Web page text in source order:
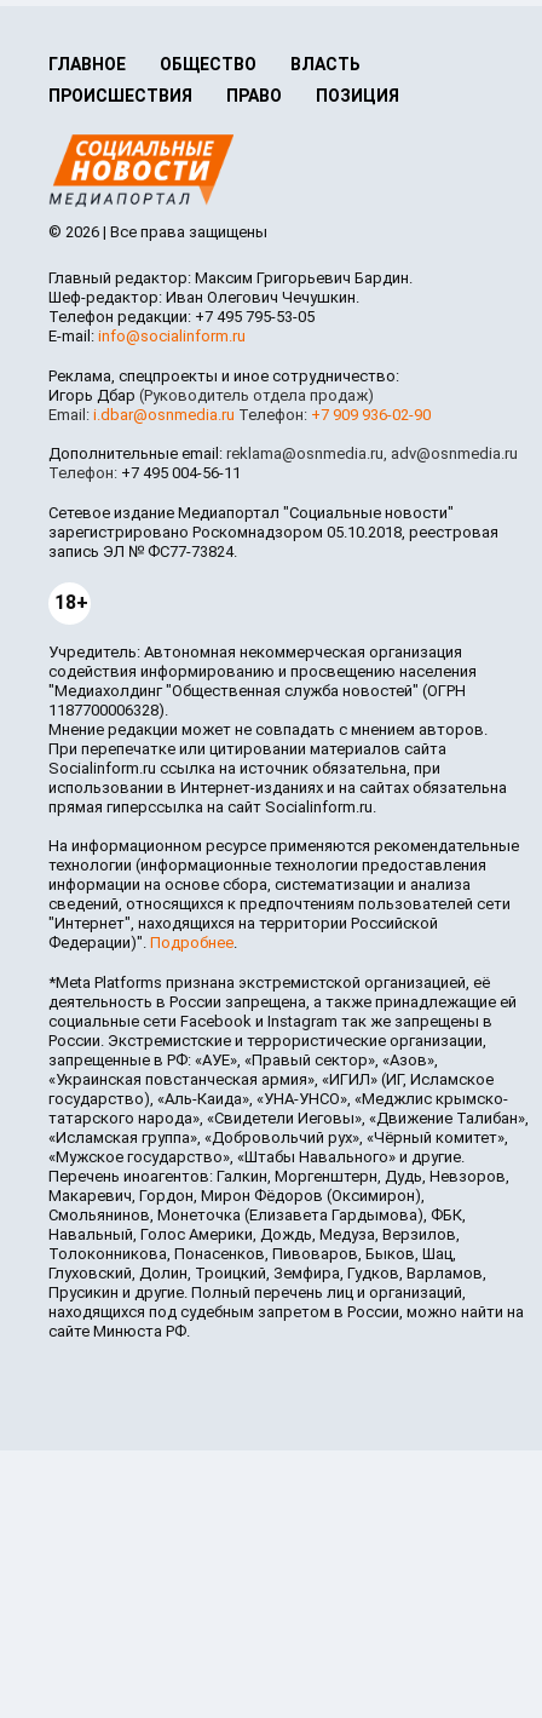
ГЛАВНОЕ ОБЩЕСТВО
ВЛАСТЬ
ПРОИСШЕСТВИЯ
ПРАВО ПОЗИЦИЯ
© 2026 | Все права защищены
Главный редактор: Максим Григорьевич Бардин.
Шеф-редактор: Иван Олегович Чечушкин.
Телефон редакции: +7 495 795-53-05
E-mail: info@socialinform.ru
Реклама, спецпроекты и иное сотрудничество:
Игорь Дбар (Руководитель отдела продаж)
Email: i.dbar@osnmedia.ru Телефон: +7 909 936-02-90
Дополнительные email: reklama@osnmedia.ru, adv@osnmedia.ru
Телефон: +7 495 004-56-11
Сетевое издание Медиапортал "Социальные новости"
зарегистрировано Роскомнадзором 05.10.2018, реестровая
запись ЭЛ № ФС77-73824.
18+
Учредитель: Автономная некоммерческая организация
содействия информированию и просвещению населения
"Медиахолдинг "Общественная служба новостей" (ОГРН
1187700006328).
Мнение редакции может не совпадать с мнением авторов.
При перепечатке или цитировании материалов сайта
Socialinform.ru ссылка на источник обязательна, при
использовании в Интернет-изданиях и на сайтах обязательна
прямая гиперссылка на сайт Socialinform.ru.
На информационном ресурсе применяются рекомендательные
технологии (информационные технологии предоставления
информации на основе сбора, систематизации и анализа
сведений, относящихся к предпочтениям пользователей сети
"Интернет", находящихся на территории Российской
Федерации)". Подробнее.
*Meta Platforms признана экстремистской организацией, её
деятельность в России запрещена, а также принадлежащие ей
социальные сети Facebook и Instagram так же запрещены в
России. Экстремистские и террористические организации,
запрещенные в РФ: «АУЕ», «Правый сектор», «Азов»,
«Украинская повстанческая армия», «ИГИЛ» (ИГ, Исламское
государство), «Аль-Каида», «УНА-УНСО», «Меджлис крымско-
татарского народа», «Свидетели Иеговы», «Движение Талибан»,
«Исламская группа», «Добровольчий рух», «Чёрный комитет»,
«Мужское государство», «Штабы Навального» и другие.
Перечень иноагентов: Галкин, Моргенштерн, Дудь, Невзоров,
Макаревич, Гордон, Мирон Фёдоров (Оксимирон),
Смольянинов, Монеточка (Елизавета Гардымова), ФБК,
Навальный, Голос Америки, Дождь, Медуза, Верзилов,
Толоконникова, Понасенков, Пивоваров, Быков, Шац,
Глуховский, Долин, Троицкий, Земфира, Гудков, Варламов,
Прусикин и другие. Полный перечень лиц и организаций,
находящихся под судебным запретом в России, можно найти на
сайте Минюста РФ.